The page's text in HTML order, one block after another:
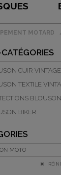
MOTARD
CUIR VINTAGE
TEXTILE
BIKER
MOTO